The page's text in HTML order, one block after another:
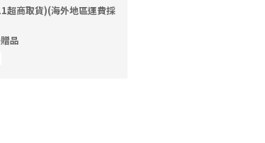
超商取貨)(海外地區運費採
品